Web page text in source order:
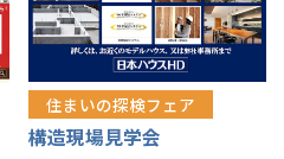
住まいの探検フェア
構造現場見学会